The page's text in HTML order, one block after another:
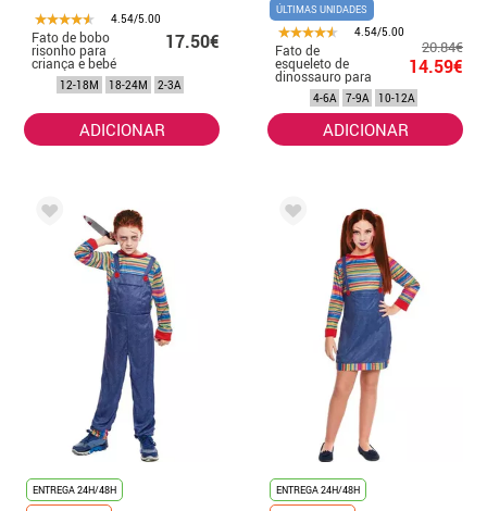
4.54/5.00
Fato de bobo
risonho para
criança e bebé
17.50€
12-18M 18-24M 2-3A
ADICIONAR
ÚLTIMAS UNIDADES
4.54/5.00
Fato de
esqueleto de
dinossauro para
criança
20.84€
14.59€
4-6A 7-9A 10-12A
ADICIONAR
ENTREGA 24H/48H
ENTREGA 24H/48H